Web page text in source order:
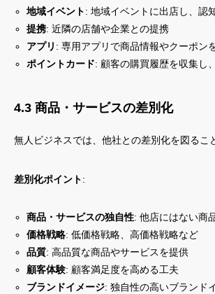
地域イベント: 地域イベントに出店し、認
提携: 近隣の店舗や企業との提携
アプリ : 専用アプリで商品情報やクーポン
ポイントカード: 顧客の購買履歴を収集し
4.3 商品・サービスの差別化
無人ビジネスでは、他社との差別化を図るこ
差別化ポイント:
商品・サービスの独自性: 他店にはない商
価格戦略: 低価格戦略、高価格戦略など
品質: 高品質な商品やサービスを提供
顧客体験: 顧客満足度を高める工夫
ブランドイメージ: 独自性の高いブランド